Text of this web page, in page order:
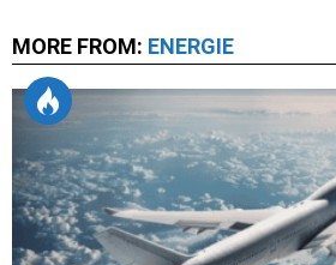
MORE FROM: ENERGIE